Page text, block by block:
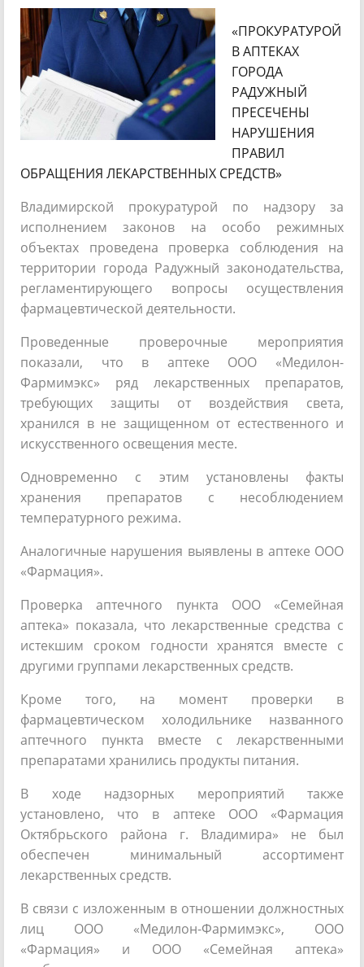
«ПРОКУРАТУРОЙ
В АПТЕКАХ
ГОРОДА
РАДУЖНЫЙ
ПРЕСЕЧЕНЫ
НАРУШЕНИЯ
ПРАВИЛ
ОБРАЩЕНИЯ ЛЕКАРСТВЕННЫХ СРЕДСТВ»
Владимирской прокуратурой по надзору за
исполнением законов на особо режимных
объектах проведена проверка соблюдения на
территории города Радужный законодательства,
регламентирующего вопросы осуществления
фармацевтической деятельности.
Проведенные проверочные мероприятия
показали, что в аптеке ООО «Медилон-
Фармимэкс» ряд лекарственных препаратов,
требующих защиты от воздействия света,
хранился в не защищенном от естественного и
искусственного освещения месте.
Одновременно с этим установлены факты
хранения препаратов с несоблюдением
температурного режима.
Аналогичные нарушения выявлены в аптеке ООО
«Фармация».
Проверка аптечного пункта ООО «Семейная
аптека» показала, что лекарственные средства с
истекшим сроком годности хранятся вместе с
другими группами лекарственных средств.
Кроме того, на момент проверки в
фармацевтическом холодильнике названного
аптечного пункта вместе с лекарственными
препаратами хранились продукты питания.
В ходе надзорных мероприятий также
установлено, что в аптеке ООО «Фармация
Октябрьского района г. Владимира» не был
обеспечен минимальный ассортимент
лекарственных средств.
В связи с изложенным в отношении должностных
лиц ООО «Медилон-Фармимэкс», ООО
«Фармация» и ООО «Семейная аптека»